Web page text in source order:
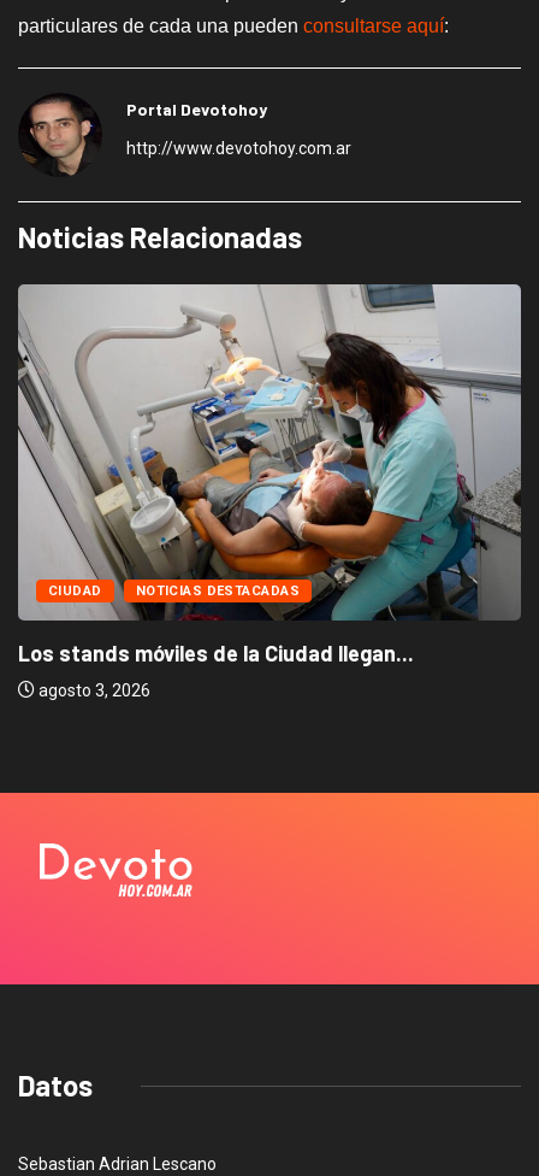
particulares de cada una pueden consultarse aquí:
Portal Devotohoy
http://www.devotohoy.com.ar
Noticias Relacionadas
CIUDAD NOTICIAS DESTACADAS
Los stands móviles de la Ciudad llegan...
agosto 3, 2026
Datos
Sebastian Adrian Lescano